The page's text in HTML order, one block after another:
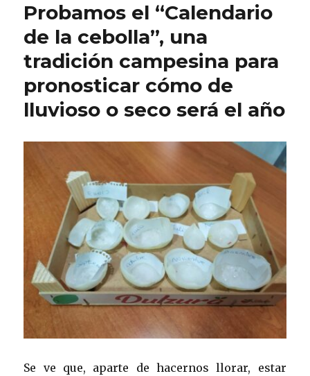
Probamos el “Calendario
de la cebolla”, una
tradición campesina para
pronosticar cómo de
lluvioso o seco será el año
Se ve que, aparte de hacernos llorar, estar